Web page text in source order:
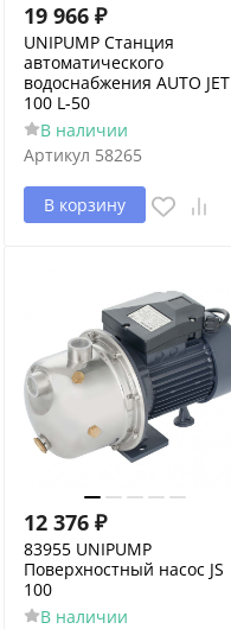
19 966 ₽
UNIPUMP Станция
автоматического
водоснабжения AUTO JET
100 L-50
В наличии
Артикул 58265
В корзину
12 376 ₽
83955 UNIPUMP
Поверхностный насос JS
100
В наличии